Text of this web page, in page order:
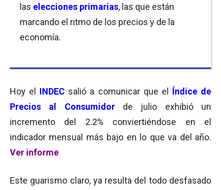
las elecciones primarias, las que están
marcando el ritmo de los precios y de la
economía.
Hoy el INDEC salió a comunicar que el Índice de
Precios al Consumidorde julio exhibió un
incremento del 2.2% conviertiéndose en el
indicador mensual más bajo en lo que va del año.
Ver informe
Este guarismo claro, ya resulta del todo desfasado